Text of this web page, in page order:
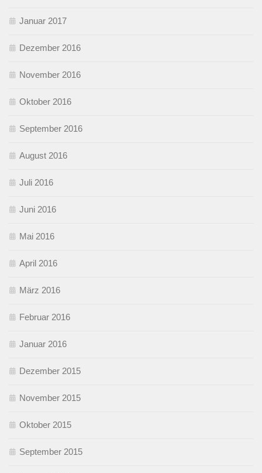
Januar 2017
Dezember 2016
November 2016
Oktober 2016
September 2016
August 2016
Juli 2016
Juni 2016
Mai 2016
April 2016
März 2016
Februar 2016
Januar 2016
Dezember 2015
November 2015
Oktober 2015
September 2015